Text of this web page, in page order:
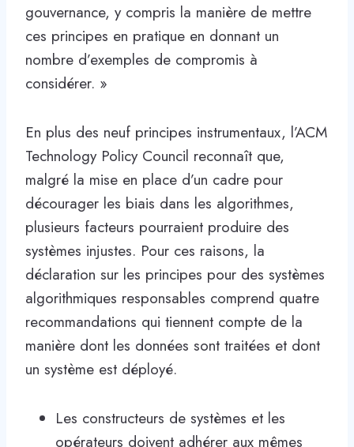
gouvernance, y compris la manière de mettre
ces principes en pratique en donnant un
nombre d’exemples de compromis à
considérer. »
En plus des neuf principes instrumentaux, l’ACM
Technology Policy Council reconnaît que,
malgré la mise en place d’un cadre pour
décourager les biais dans les algorithmes,
plusieurs facteurs pourraient produire des
systèmes injustes. Pour ces raisons, la
déclaration sur les principes pour des systèmes
algorithmiques responsables comprend quatre
recommandations qui tiennent compte de la
manière dont les données sont traitées et dont
un système est déployé.
Les constructeurs de systèmes et les
opérateurs doivent adhérer aux mêmes